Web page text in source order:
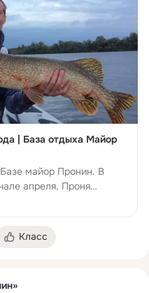
| База отдыха Майор
майор Пронин. В
апреля, Проня
мая почти вошла в
Класс